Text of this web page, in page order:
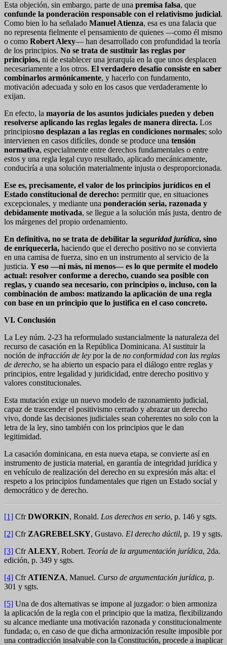
Esta objeción, sin embargo, parte de una premisa falsa, que
confunde la ponderación responsable con el relativismo judicial.
Como bien lo ha señalado Manuel Atienza, esa es una falacia que
no representa fielmente el pensamiento de quienes —como él mismo
o como Robert Alexy— han desarrollado con profundidad la teoría
de los principios. No se trata de sustituir las reglas por
principios, ni de establecer una jerarquía en la que unos desplacen
necesariamente a los otros. El verdadero desafío consiste en saber
combinarlos armónicamente, y hacerlo con fundamento,
motivación adecuada y solo en los casos que verdaderamente lo
exijan.
En efecto, la mayoría de los asuntos judiciales pueden y deben
resolverse aplicando las reglas legales de manera directa. Los
principiosno desplazan a las reglas en condiciones normales; solo
intervienen en casos difíciles, donde se produce una tensión
normativa, especialmente entre derechos fundamentales o entre
estos y una regla legal cuyo resultado, aplicado mecánicamente,
conduciría a una solución materialmente injusta o desproporcionada.
Ese es, precisamente, el valor de los principios jurídicos en el
Estado constitucional de derecho: permitir que, en situaciones
excepcionales, y mediante una ponderación seria, razonada y
debidamente motivada, se llegue a la solución más justa, dentro de
los márgenes del propio ordenamiento.
En definitiva, no se trata de debilitar la seguridad jurídica, sino
de enriquecerla, haciendo que el derecho positivo no se convierta
en una camisa de fuerza, sino en un instrumento al servicio de la
justicia. Y eso —ni más, ni menos— es lo que permite el modelo
actual: resolver conforme a derecho, cuando sea posible con
reglas, y cuando sea necesario, con principios o, incluso, con la
combinación de ambos: matizando la aplicación de una regla
con base en un principio que lo justifica en el caso concreto.
VI. Conclusión
La Ley núm. 2-23 ha reformulado sustancialmente la naturaleza del
recurso de casación en la República Dominicana. Al sustituir la
noción de infracción de ley por la de no conformidad con las reglas
de derecho, se ha abierto un espacio para el diálogo entre reglas y
principios, entre legalidad y juridicidad, entre derecho positivo y
valores constitucionales.
Esta mutación exige un nuevo modelo de razonamiento judicial,
capaz de trascender el positivismo cerrado y abrazar un derecho
vivo, donde las decisiones judiciales sean coherentes no solo con la
letra de la ley, sino también con los principios que le dan
legitimidad.
La casación dominicana, en esta nueva etapa, se convierte así en
instrumento de justicia material, en garantía de integridad jurídica y
en vehículo de realización del derecho en su expresión más alta: el
respeto a los principios fundamentales que rigen un Estado social y
democrático y de derecho.
[1] CfrDWORKIN, Ronald. Los derechos en serio, p. 146 y sgts.
[2] CfrZAGREBELSKY, Gustavo. El derecho dúctil, p. 19 y sgts.
[3] CfrALEXY, Robert. Teoría de la argumentación jurídica, 2da.
edición, p. 349 y sgts.
[4] CfrATIENZA, Manuel. Curso de argumentación jurídica, p.
301 y sgts.
[5] Una de dos alternativas se impone al juzgador: o bien armoniza
la aplicación de la regla con el principio que la matiza, flexibilizando
su alcance mediante una motivación razonada y constitucionalmente
fundada; o, en caso de que dicha armonización resulte imposible por
una contradicción insalvable con la Constitución, procede a inaplicar